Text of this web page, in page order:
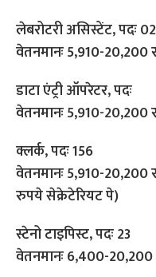
लेबरोटरी असिस्टेंट, पदः 02
वेतनमानः 5,910-
डाटा एंट्री ऑपरेटर, पदः
वेतनमानः 5,910-
क्लर्क, पदः 156
वेतनमानः 5,910-
रुपये सेक्रेटेरियट पे)
स्टेनो टाइपिस्ट, पदः 23
वेतनमानः 6,400-